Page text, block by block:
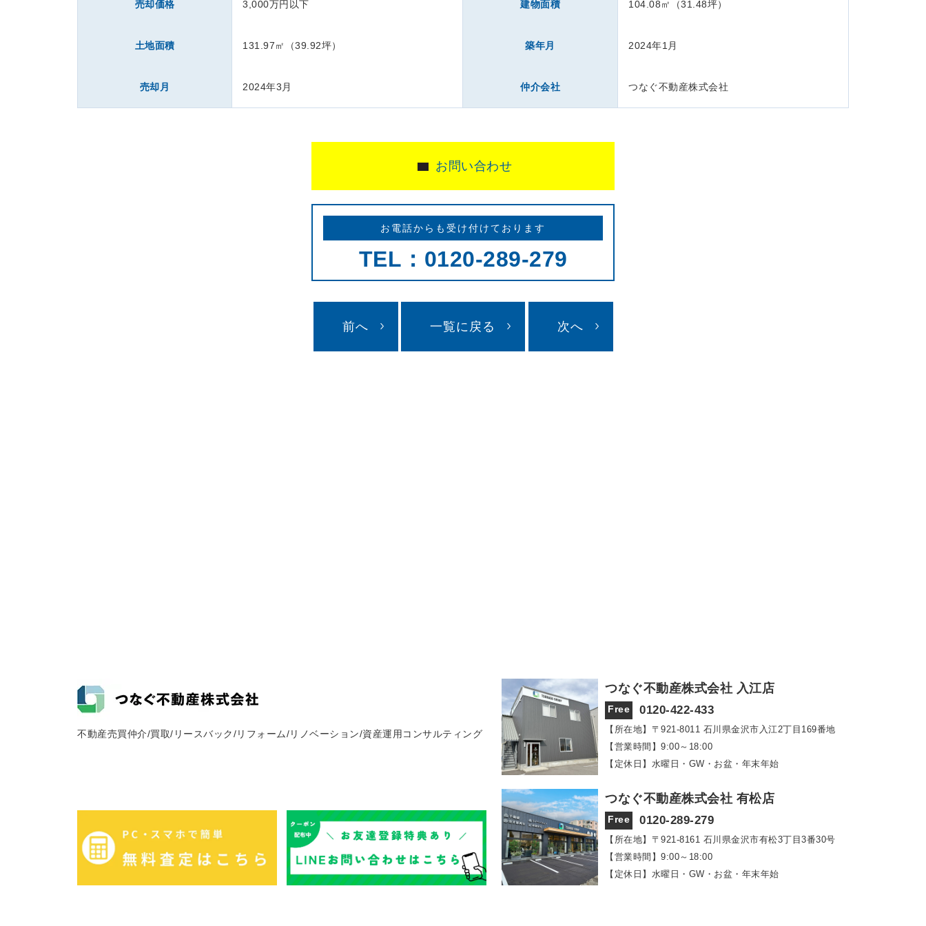
売却価格 3,000万円以下 建物面積 104.08㎡（31.48坪）
土地面積 131.97㎡（39.92坪） 築年月 2024年1月
売却月 2024年3月 仲介会社 つなぐ不動産株式会社
お問い合わせ
お電話からも受け付けております
TEL：0120-289-279
前へ 一覧に戻る 次へ
不動産売買仲介/買取/リースバック/リフォーム/リノベーション/資産運用コンサルティング
つなぐ不動産株式会社 入江店
Free 0120-422-433
【所在地】〒921‐8011 石川県金沢市入江2丁目169番地
【営業時間】9:00～18:00
【定休日】水曜日・GW・お盆・年末年始
つなぐ不動産株式会社 有松店
Free 0120-289-279
【所在地】〒921‐8161 石川県金沢市有松3丁目3番30号
【営業時間】9:00～18:00
【定休日】水曜日・GW・お盆・年末年始